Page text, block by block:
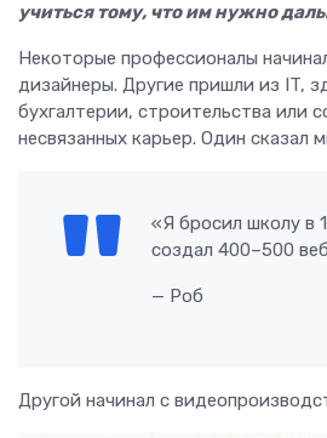
учиться тому, что им нужно
Некоторые профессионалы
дизайнеры. Другие пришли из IT,
бухгалтерии, строительства или
несвязанных карьер. Один сказал
«Я бросил школу в
создал 400–500
— Роб
Другой начинал с